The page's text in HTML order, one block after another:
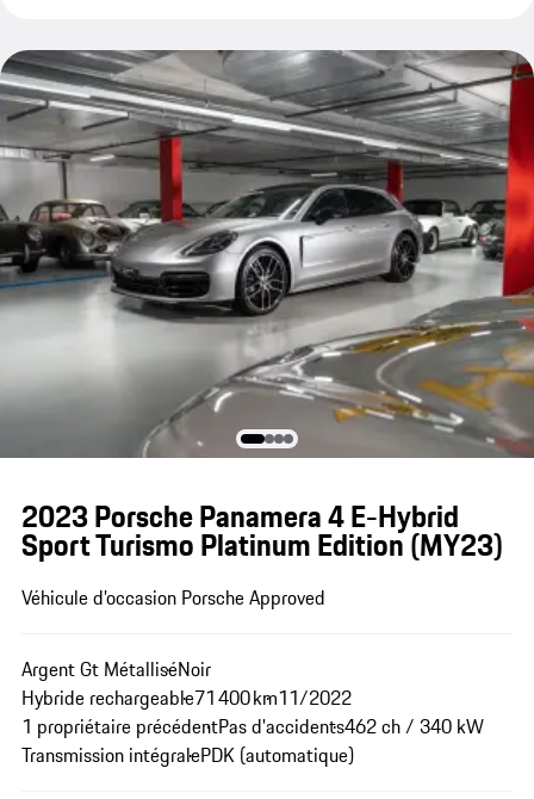
2023 Porsche Panamera 4 E-Hybrid
Sport Turismo Platinum Edition (MY23)
Véhicule d’occasion Porsche Approved
Argent Gt MétalliséNoir
Hybride rechargeable71 400 km11/2022
1 propriétaire précédentPas d'accidents462 ch / 340 kW
Transmission intégralePDK (automatique)